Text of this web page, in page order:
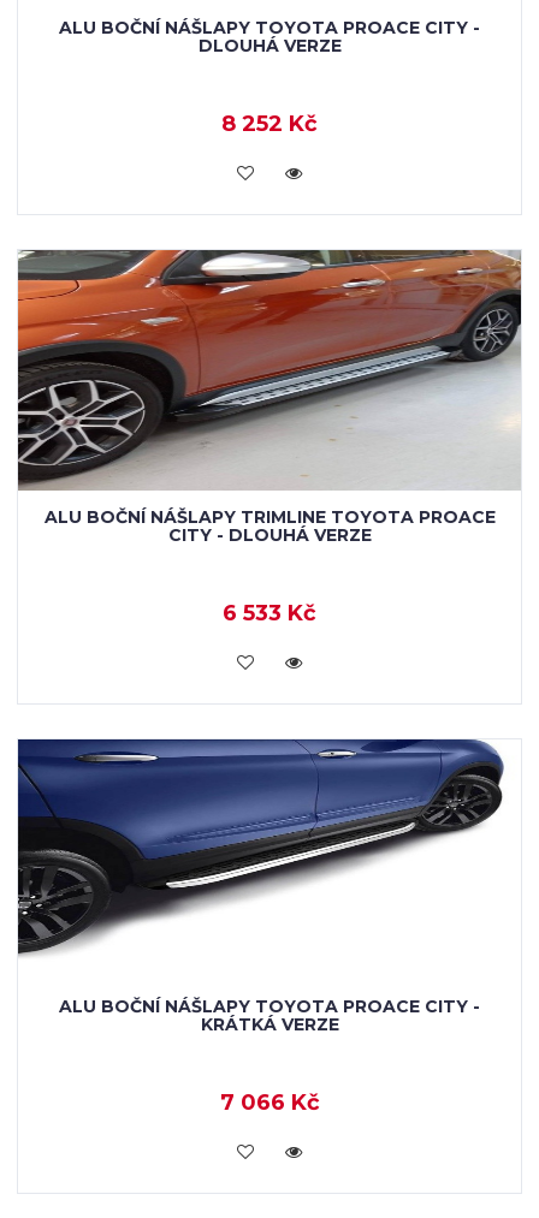
ALU BOČNÍ NÁŠLAPY TOYOTA PROACE CITY -
DLOUHÁ VERZE
8 252 Kč
KOUPIT
ALU BOČNÍ NÁŠLAPY TRIMLINE TOYOTA PROACE
CITY - DLOUHÁ VERZE
6 533 Kč
KOUPIT
ALU BOČNÍ NÁŠLAPY TOYOTA PROACE CITY -
KRÁTKÁ VERZE
7 066 Kč
KOUPIT